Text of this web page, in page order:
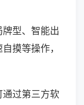
型、智能出
摸等操作，
过第三方软